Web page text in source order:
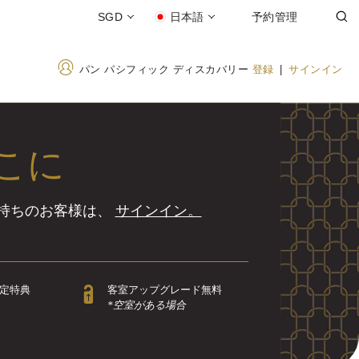
SGD 日本語 予約管理
パン パシフィック ディスカバリー 登録 | サインイン
に
ちのお客様は、 サインイン。
特典
客室アップグレード無料
*空室がある場合